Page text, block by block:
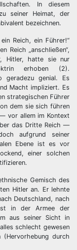
In diesem
seiner Heimat, der
bezeichnen.
Reich, ein Führer!“
Reich „anschließen“,
Hitler, hatte sie nur
erhoben (2).
geradezu genial. Es
Macht impliziert. Es
strategischen Führer
dem sie sich führen
vor allem im Kontext
das Dritte Reich —
aufgrund seiner
Ebene ist es vor
einer solchen
Gemisch des
Hitler an. Er lehnte
Deutschland, nach
in der Armee der
aus seiner Sicht in
schlecht gewesen
durch